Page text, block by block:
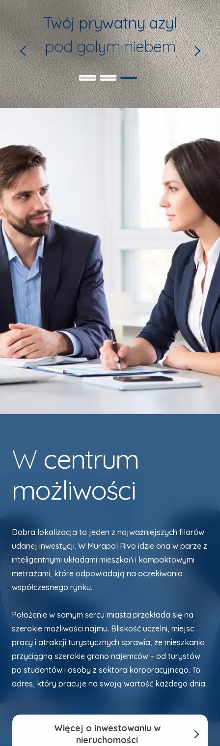
Luksusowy
wypoczynek
Miejskie atrakcje
Twój prywatny azyl
pod gołym niebem
W centrum
możliwości
Dobra lokalizacja to jeden z najważniejszych filarów
udanej inwestycji. W Murapol Rivo idzie ona w parze z
inteligentnymi układami mieszkań i kompaktowymi
metrażami, które odpowiadają na oczekiwania
współczesnego rynku.
Położenie w samym sercu miasta przekłada się na
szerokie możliwości najmu. Bliskość uczelni, miejsc
pracy i atrakcji turystycznych sprawia, że mieszkania
przyciągną szerokie grono najemców – od turystów
po studentów i osoby z sektora korporacyjnego. To
adres, który pracuje na swoją wartość każdego dnia.
Więcej o inwestowaniu w
nieruchomości